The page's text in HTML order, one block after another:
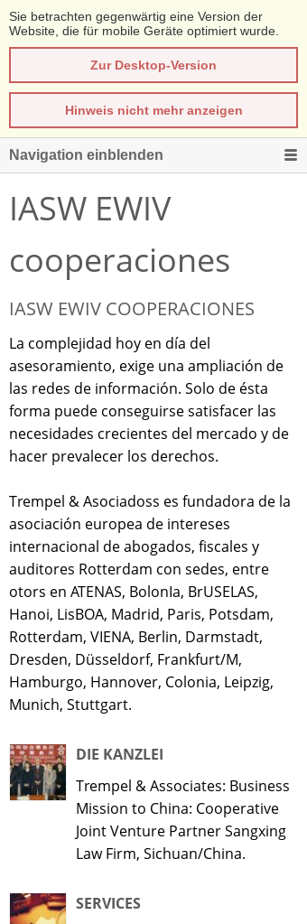
Sie betrachten gegenwärtig eine Version der
Website, die für mobile Geräte optimiert wurde.
Zur Desktop-Version
Hinweis nicht mehr anzeigen
Navigation einblenden
IASW EWIV
cooperaciones
IASW EWIV COOPERACIONES
La complejidad hoy en día del
asesoramiento, exige una ampliación de
las redes de información. Solo de ésta
forma puede conseguirse satisfacer las
necesidades crecientes del mercado y de
hacer prevalecer los derechos.
Trempel & Asociadoss es fundadora de la
asociación europea de intereses
internacional de abogados, fiscales y
auditores Rotterdam con sedes, entre
otors en ATENAS, BolonIa, BrUSELAS,
Hanoi, LisBOA, Madrid, Paris, Potsdam,
Rotterdam, VIENA, Berlin, Darmstadt,
Dresden, Düsseldorf, Frankfurt/M,
Hamburgo, Hannover, Colonia, Leipzig,
Munich, Stuttgart.
DIE KANZLEI
Trempel & Associates: Business
Mission to China: Cooperative
Joint Venture Partner Sangxing
Law Firm, Sichuan/China.
SERVICES